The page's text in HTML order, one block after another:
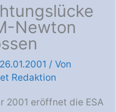
Newton
26.01.2001 / Von
Redaktion
2001 eröffnet die ESA